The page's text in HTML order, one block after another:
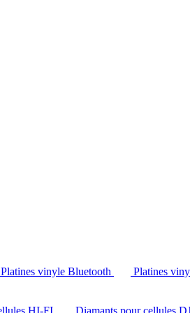
Platines vinyle Bluetooth
Platines
HI-FI
Diamants pour cellules